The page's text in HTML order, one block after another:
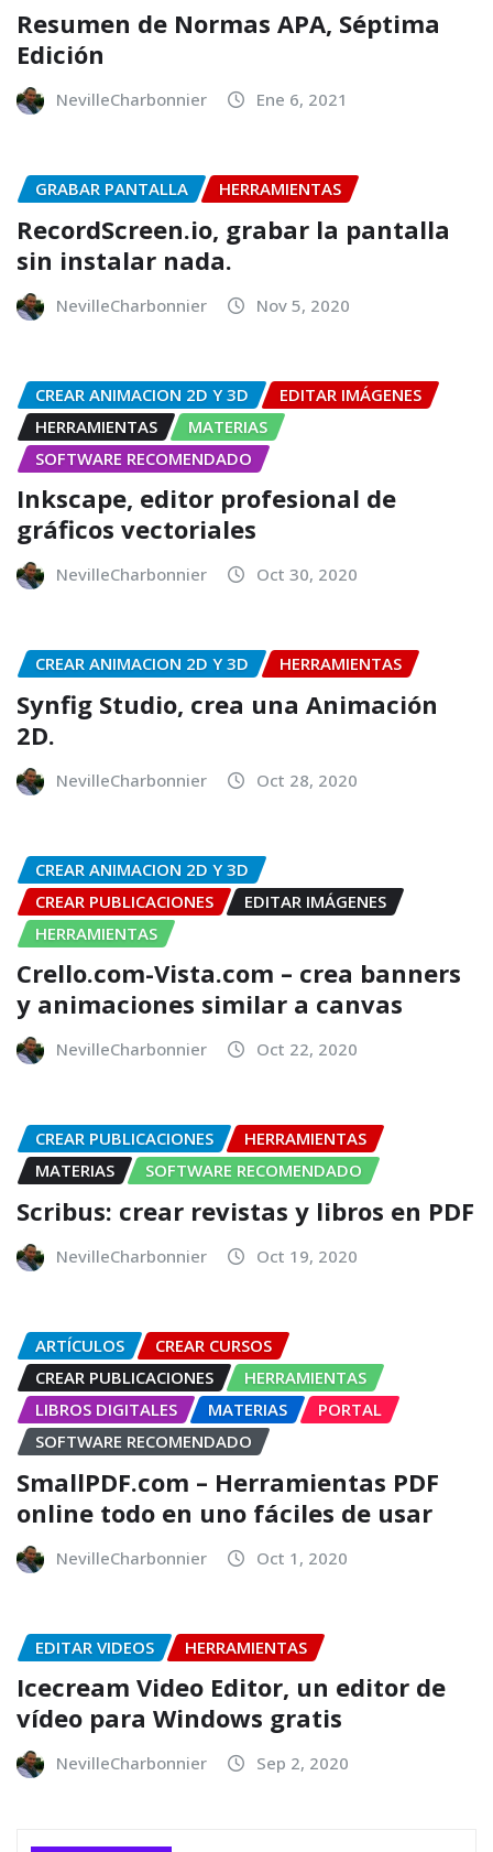
Resumen de Normas APA, Séptima
Edición
NevilleCharbonnier Ene 6, 2021
GRABAR PANTALLA HERRAMIENTAS
RecordScreen.io, grabar la pantalla
sin instalar nada.
NevilleCharbonnier Nov 5, 2020
CREAR ANIMACION 2D Y 3D
EDITAR IMÁGENES
HERRAMIENTAS
MATERIAS
SOFTWARE RECOMENDADO
Inkscape, editor profesional de
gráficos vectoriales
NevilleCharbonnier Oct 30, 2020
CREAR ANIMACION 2D Y 3D HERRAMIENTAS
Synfig Studio, crea una Animación
2D.
NevilleCharbonnier Oct 28, 2020
CREAR ANIMACION 2D Y 3D
CREAR PUBLICACIONES
EDITAR IMÁGENES
HERRAMIENTAS
Crello.com-Vista.com – crea banners
y animaciones similar a canvas
NevilleCharbonnier Oct 22, 2020
CREAR PUBLICACIONES
HERRAMIENTAS
MATERIAS
SOFTWARE RECOMENDADO
Scribus: crear revistas y libros en PDF
NevilleCharbonnier Oct 19, 2020
ARTÍCULOS
CREAR CURSOS
CREAR PUBLICACIONES
HERRAMIENTAS
LIBROS DIGITALES
MATERIAS
PORTAL
SOFTWARE RECOMENDADO
SmallPDF.com – Herramientas PDF
online todo en uno fáciles de usar
NevilleCharbonnier Oct 1, 2020
EDITAR VIDEOS HERRAMIENTAS
Icecream Video Editor, un editor de
vídeo para Windows gratis
NevilleCharbonnier Sep 2, 2020